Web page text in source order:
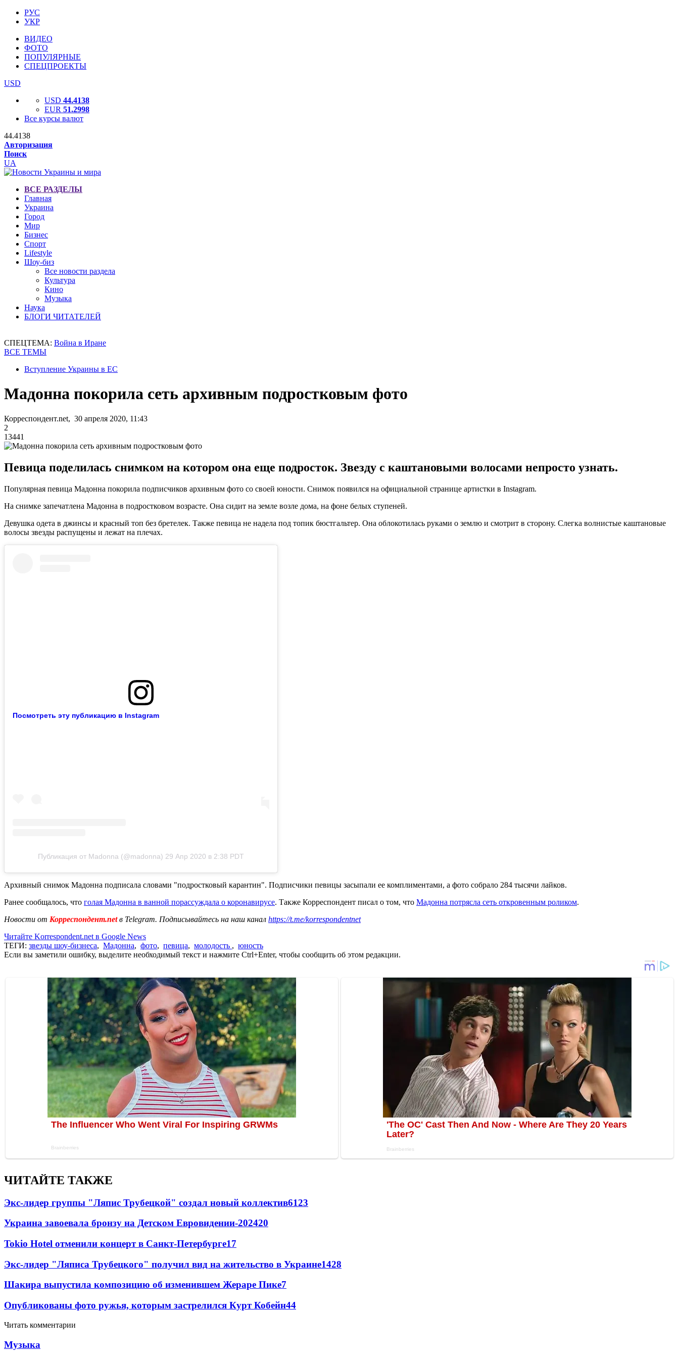
РУС
УКР
ВИДЕО
ФОТО
ПОПУЛЯРНЫЕ
СПЕЦПРОЕКТЫ
USD
USD 44.4138
EUR 51.2998
Все курсы валют
44.4138
Авторизация
Поиск
UA
ВСЕ РАЗДЕЛЫ
Главная
Украина
Город
Мир
Бизнес
Спорт
Lifestyle
Шоу-биз
Все новости раздела
Культура
Кино
Музыка
Наука
БЛОГИ ЧИТАТЕЛЕЙ
СПЕЦТЕМА: Война в Иране
ВСЕ ТЕМЫ
Вступление Украины в ЕС
Мадонна покорила сеть архивным подростковым фото
Корреспондент.net, 30 апреля 2020, 11:43
2
13441
Певица поделилась снимком на котором она еще подросток. Звезду с каштановыми волосами непросто узнать.
Популярная певица Мадонна покорила подписчиков архивным фото со своей юности. Снимок появился на официальной странице артистки в Instagram.
На снимке запечатлена Мадонна в подростковом возрасте. Она сидит на земле возле дома, на фоне белых ступеней.
Девушка одета в джинсы и красный топ без бретелек. Также певица не надела под топик бюстгальтер. Она облокотилась руками о землю и смотрит в сторону. Слегка волнистые каштановые
волосы звезды распущены и лежат на плечах.
Посмотреть эту публикацию в Instagram
Публикация от Madonna (@madonna) 29 Апр 2020 в 2:38 PDT
Архивный снимок Мадонна подписала словами "подростковый карантин". Подписчики певицы засыпали ее комплиментами, а фото собрало 284 тысячи лайков.
Ранее сообщалось, что голая Мадонна в ванной порассуждала о коронавирусе. Также Корреспондент писал о том, что Мадонна потрясла сеть откровенным роликом.
Новости от Корреспондент.netв Telegram. Подписывайтесь на наш канал https://t.me/korrespondentnet
Читайте Korrespondent.net в Google News
ТЕГИ: звезды шоу-бизнеса, Мадонна, фото, певица, молодость , юность
Если вы заметили ошибку, выделите необходимый текст и нажмите Ctrl+Enter, чтобы сообщить об этом редакции.
ЧИТАЙТЕ ТАКЖЕ
Экс-лидер группы "Ляпис Трубецкой" создал новый коллектив6123
Украина завоевала бронзу на Детском Евровидении-202420
Tokio Hotel отменили концерт в Санкт-Петербурге17
Экс-лидер "Ляписа Трубецкого" получил вид на жительство в Украине1428
Шакира выпустила композицию об изменившем Жераре Пике7
Опубликованы фото ружья, которым застрелился Курт Кобейн44
Читать комментарии
Музыка